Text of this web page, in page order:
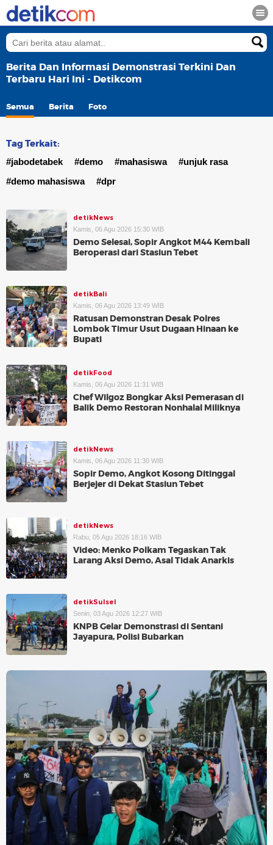
Berita Dan Informasi Demonstrasi Terkini Dan
Terbaru Hari Ini - Detikcom
Semua Berita Foto
Tag Terkait:
#jabodetabek #demo #mahasiswa
#unjuk rasa
#demo mahasiswa
#dpr
detikNews
Kamis, 06 Agu 2026 15:30 WIB
Demo Selesai, Sopir Angkot M44 Kembali
Beroperasi dari Stasiun Tebet
detikBali
Kamis, 06 Agu 2026 13:49 WIB
Ratusan Demonstran Desak Polres
Lombok Timur Usut Dugaan Hinaan ke
Bupati
detikFood
Kamis, 06 Agu 2026 11:31 WIB
Chef Wilgoz Bongkar Aksi Pemerasan di
Balik Demo Restoran Nonhalal Miliknya
detikNews
Kamis, 06 Agu 2026 11:30 WIB
Sopir Demo, Angkot Kosong Ditinggal
Berjejer di Dekat Stasiun Tebet
detikNews
Rabu, 05 Agu 2026 18:16 WIB
Video: Menko Polkam Tegaskan Tak
Larang Aksi Demo, Asal Tidak Anarkis
detikSulsel
Senin, 03 Agu 2026 12:27 WIB
KNPB Gelar Demonstrasi di Sentani
Jayapura, Polisi Bubarkan